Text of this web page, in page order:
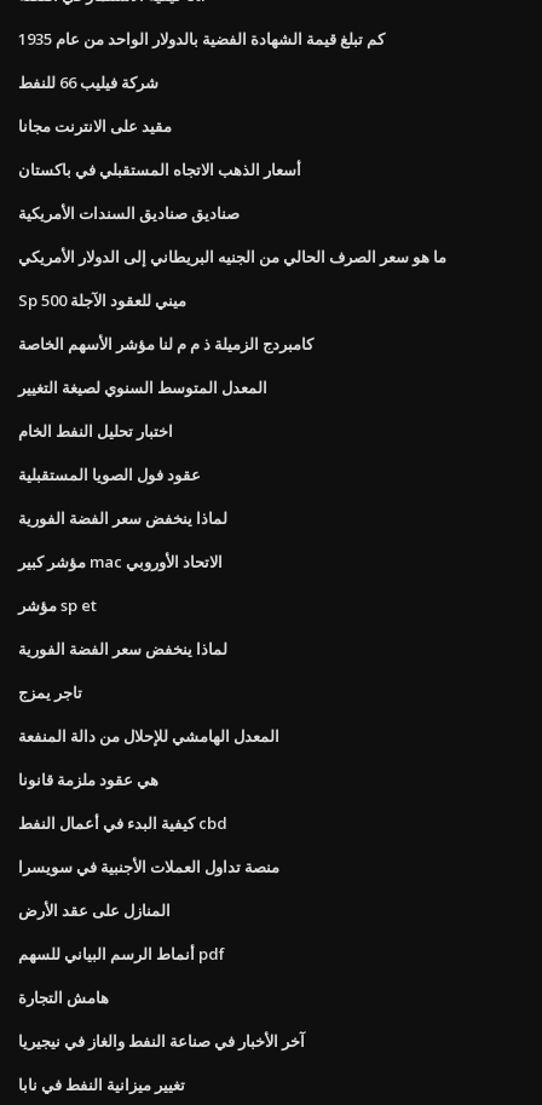
كم تبلغ قيمة الشهادة الفضية بالدولار الواحد من عام 1935
شركة فيليب 66 للنفط
مقيد على الانترنت مجانا
أسعار الذهب الاتجاه المستقبلي في باكستان
صناديق صناديق السندات الأمريكية
ما هو سعر الصرف الحالي من الجنيه البريطاني إلى الدولار الأمريكي
Sp 500 ميني للعقود الآجلة
كامبردج الزميلة ذ م م لنا مؤشر الأسهم الخاصة
المعدل المتوسط ​​السنوي لصيغة التغيير
اختبار تحليل النفط الخام
عقود فول الصويا المستقبلية
لماذا ينخفض ​​سعر الفضة الفورية
مؤشر كبير mac الاتحاد الأوروبي
مؤشر sp et
لماذا ينخفض ​​سعر الفضة الفورية
تاجر يمزج
المعدل الهامشي للإحلال من دالة المنفعة
هي عقود ملزمة قانونا
كيفية البدء في أعمال النفط cbd
منصة تداول العملات الأجنبية في سويسرا
المنازل على عقد الأرض
أنماط الرسم البياني للسهم pdf
هامش التجارة
آخر الأخبار في صناعة النفط والغاز في نيجيريا
تغيير ميزانية النفط في نابا